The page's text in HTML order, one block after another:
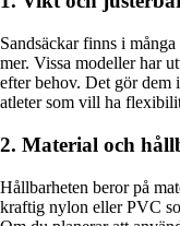
Sandsäckar finns i
mer. Vissa modeller har
efter behov. Det gör dem
atleter som vill ha
2. Material och
Hållbarheten beror på
kraftig nylon eller PVC